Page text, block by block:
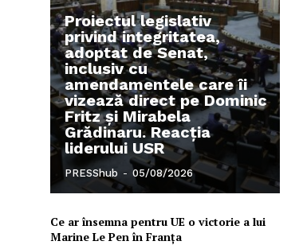
Proiectul legislativ
privind integritatea,
adoptat de Senat,
inclusiv cu
amendamentele care îi
vizează direct pe Dominic
Fritz și Mirabela
Grădinaru. Reacția
liderului USR
PRESShub - 05/08/2026
Ce ar însemna pentru UE o victorie a lui
Marine Le Pen în Franța